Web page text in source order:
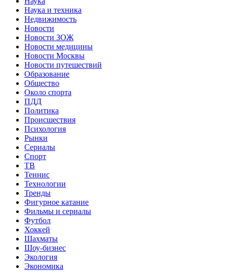
Наука и техника
Недвижимость
Новости
Новости ЗОЖ
Новости медицины
Новости Москвы
Новости путешествий
Образование
Общество
Около спорта
ПДД
Политика
Происшествия
Психология
Рынки
Сериалы
Спорт
ТВ
Теннис
Технологии
Тренды
Фигурное катание
Фильмы и сериалы
Футбол
Хоккей
Шахматы
Шоу-бизнес
Экология
Экономика